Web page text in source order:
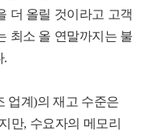
더 올릴 것이라고 고객
최소 올 연말까지는 불
.
업계)의 재 고 수준은
지 만, 수요자의 메 모 리